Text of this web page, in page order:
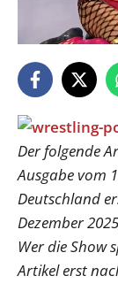
Der folgende
Ausgabe vom
Deutschland
Dezember
Wer die Show
Artikel erst